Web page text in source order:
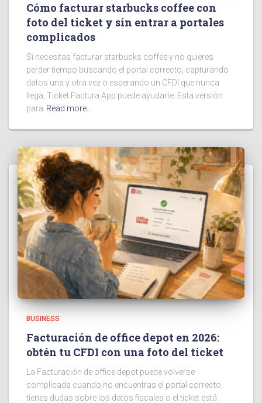
Cómo facturar starbucks coffee con
foto del ticket y sin entrar a portales
complicados
Si necesitas facturar starbucks coffee y no quieres
perder tiempo buscando el portal correcto, capturando
datos una y otra vez o esperando un CFDI que nunca
llega, Ticket Factura App puede ayudarte. Esta versión
para Read more…
BUSINESS
Facturación de office depot en 2026:
obtén tu CFDI con una foto del ticket
La Facturación de office depot puede volverse
complicada cuando no encuentras el portal correcto,
tienes dudas sobre los datos fiscales o el ticket está